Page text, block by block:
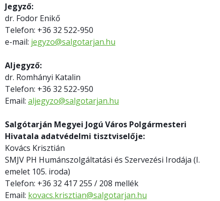
Jegyző:
dr. Fodor Enikő
Telefon: +36 32 522-950
e-mail: jegyzo@salgotarjan.hu
Aljegyző:
dr. Romhányi Katalin
Telefon: +36 32 522-950
Email: aljegyzo@salgotarjan.hu
Salgótarján Megyei Jogú Város Polgármesteri
Hivatala adatvédelmi tisztviselője:
Kovács Krisztián
SMJV PH Humánszolgáltatási és Szervezési Irodája (I.
emelet 105. iroda)
Telefon: +36 32 417 255 / 208 mellék
Email: kovacs.krisztian@salgotarjan.hu